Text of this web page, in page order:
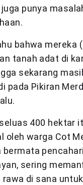
punya
bahwa mereka
tanah adat di
sekarang
pada Pikiran
400 hektar
oleh warga Cot
bermata
sering
rawa di sana